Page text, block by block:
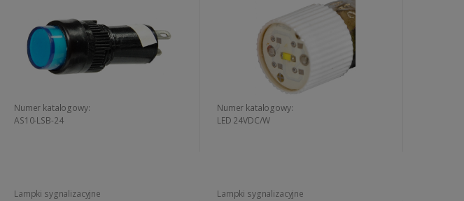
Numer katalogowy:
AS10-LSB-24
Numer katalogowy:
LED 24VDC/W
Lampki sygnalizacyjne Lampki sygnalizacyjne